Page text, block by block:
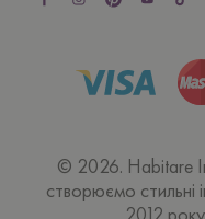
© 2026. Habitare
створюємо стильні